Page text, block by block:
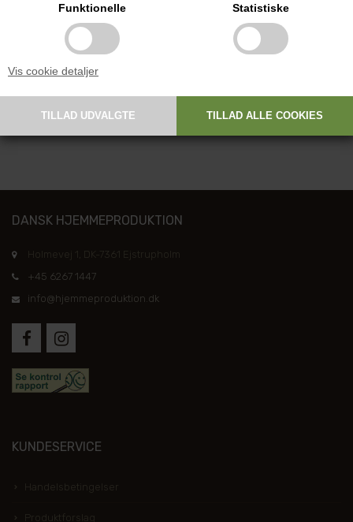
Funktionelle Statistiske
Vis cookie detaljer
Nem at rengøre med Enol Clean filterrenser, varenummer 3227.
DANSK HJEMMEPRODUKTION
Holmevej 1, DK-7361 Ejstrupholm
+45 6267 1447
info@hjemmeproduktion.dk
KUNDESERVICE
Handelsbetingelser
Produktforslag